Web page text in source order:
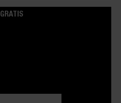
GRATIS